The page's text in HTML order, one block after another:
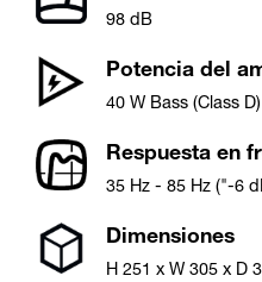
98 dB
Potencia del
40 W Bass (Class D)
Respuesta en
35 Hz - 85 Hz ("-6
Dimensiones
H 251 x W 305 x D